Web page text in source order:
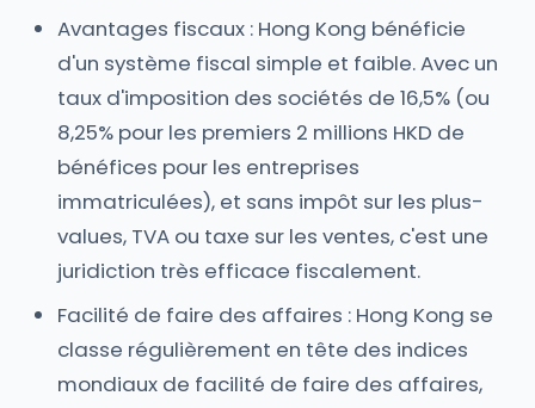
Avantages fiscaux : Hong Kong bénéficie
d'un système fiscal simple et faible. Avec un
taux d'imposition des sociétés de 16,5% (ou
8,25% pour les premiers 2 millions HKD de
bénéfices pour les entreprises
immatriculées), et sans impôt sur les plus-
values, TVA ou taxe sur les ventes, c'est une
juridiction très efficace fiscalement.
Facilité de faire des affaires : Hong Kong se
classe régulièrement en tête des indices
mondiaux de facilité de faire des affaires,